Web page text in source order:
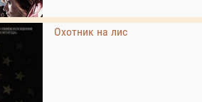
Охотник на лис